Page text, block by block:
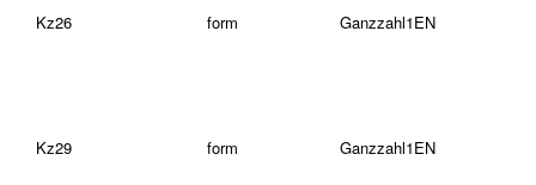
Kz26
form Ganzzahl1EN
Kz29 form Ganzzahl1EN